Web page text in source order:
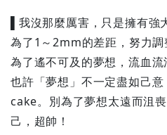
▌我沒那麼厲害，只是擁有強
為了1～2mm的差距，努力調
為了遙不可及的夢想，流血流
也許「夢想」不一定盡如己
cake。別為了夢想太遠而沮
己，超帥！